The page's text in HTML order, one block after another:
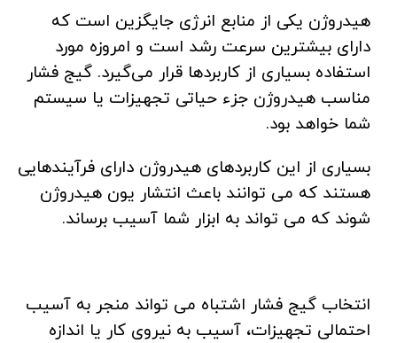
هیدروژن یکی از منابع انرژی جایگزین است که
دارای بیشترین سرعت رشد است و امروزه مورد
استفاده بسیاری از کاربردها قرار می‌گیرد. گیج فشار
مناسب هیدروژن جزء حیاتی تجهیزات یا سیستم
شما خواهد بود.
بسیاری از این کاربردهای هیدروژن دارای فرآیندهایی
هستند که می توانند باعث انتشار یون هیدروژن
شوند که می تواند به ابزار شما آسیب برساند.
انتخاب گیج فشار اشتباه می تواند منجر به آسیب
احتمالی تجهیزات، آسیب به نیروی کار یا اندازه